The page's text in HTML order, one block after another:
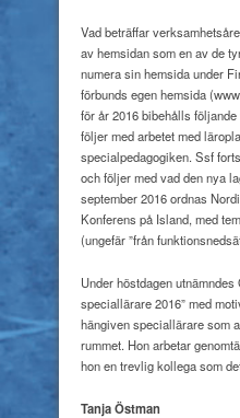
Vad beträffar
av hemsidan som en av de
numera sin hemsida under
förbunds egen hemsida
för år 2016 bibehålls
följer med arbetet med
specialpedagogiken. Ssf
och följer med vad den nya
september 2016 ordnas
Konferens på Island, med
(ungefär ”från
Under höstdagen
speciallärare 2016” med
hängiven speciallärare som
rummet. Hon arbetar
hon en trevlig kollega som
Tanja Östman